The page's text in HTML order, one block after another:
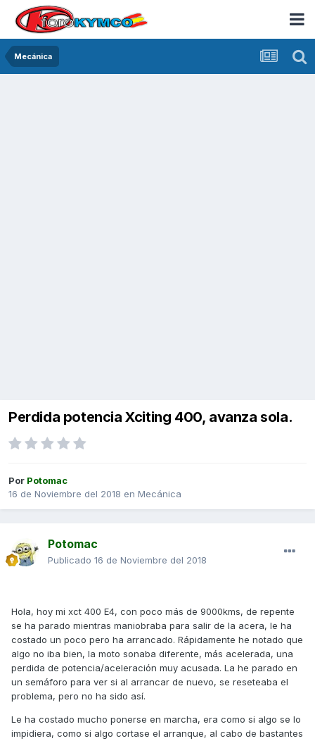
Mecánica
Perdida potencia Xciting 400, avanza sola.
Por Potomac
16 de Noviembre del 2018 en Mecánica
Potomac
Publicado 16 de Noviembre del 2018
Hola, hoy mi xct 400 E4, con poco más de 9000kms, de repente
se ha parado mientras maniobraba para salir de la acera, le ha
costado un poco pero ha arrancado. Rápidamente he notado que
algo no iba bien, la moto sonaba diferente, más acelerada, una
perdida de potencia/aceleración muy acusada. La he parado en
un semáforo para ver si al arrancar de nuevo, se reseteaba el
problema, pero no ha sido así.
Le ha costado mucho ponerse en marcha, era como si algo se lo
impidiera, como si algo cortase el arranque, al cabo de bastantes